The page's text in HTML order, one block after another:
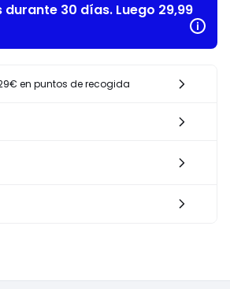
30 días. Luego 29,99
en puntos de recogida